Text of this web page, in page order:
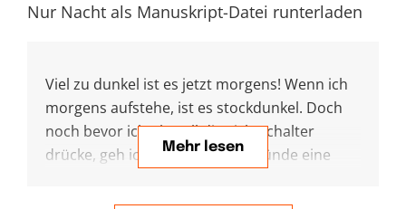
Nur Nacht als Manuskript-Datei runterladen
Viel zu dunkel ist es jetzt morgens! Wenn ich
morgens aufstehe, ist es stockdunkel. Doch
noch bevor ich überall die Lichtschalter
drücke, geh ich zum Tisch und zünde eine
davorstehen und genieße die Gemütlichkeit.
Mehr lesen